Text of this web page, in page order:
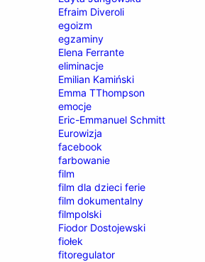
Efraim Diveroli
egoizm
egzaminy
Elena Ferrante
eliminacje
Emilian Kamiński
Emma TThompson
emocje
Eric-Emmanuel Schmitt
Eurowizja
facebook
farbowanie
film
film dla dzieci ferie
film dokumentalny
filmpolski
Fiodor Dostojewski
fiołek
fitoregulator